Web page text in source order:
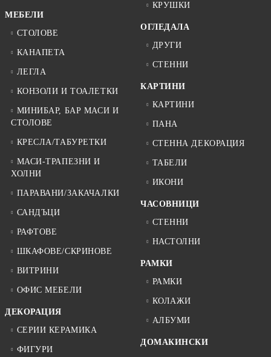
МЕБЕЛИ
СТОЛОВЕ
КАНАПЕТА
ЛЕГЛА
КОНЗОЛИ И ТОАЛЕТКИ
МИНИБАР, БАР МАСИ И
СТОЛОВЕ
КРЕСЛА/ТАБУРЕТКИ
МАСИ-ТРАПЕЗНИ И
ХОЛНИ
ПАРАВАНИ/ЗАКАЧАЛКИ
САНДЪЦИ
РАФТОВЕ
ШКАФОВЕ/СКРИНОВЕ
ВИТРИНИ
ОФИС МЕБЕЛИ
ДЕКОРАЦИЯ
СЕРИИ КЕРАМИКА
ФИГУРИ
КРУШКИ
ОГЛЕДАЛА
ДРУГИ
СТЕННИ
КАРТИНИ
КАРТИНИ
ПАНА
СТЕННА ДЕКОРАЦИЯ
ТАБЕЛИ
ИКОНИ
ЧАСОВНИЦИ
СТЕННИ
НАСТОЛНИ
РАМКИ
РАМКИ
КОЛАЖИ
АЛБУМИ
ДОМАКИНСКИ